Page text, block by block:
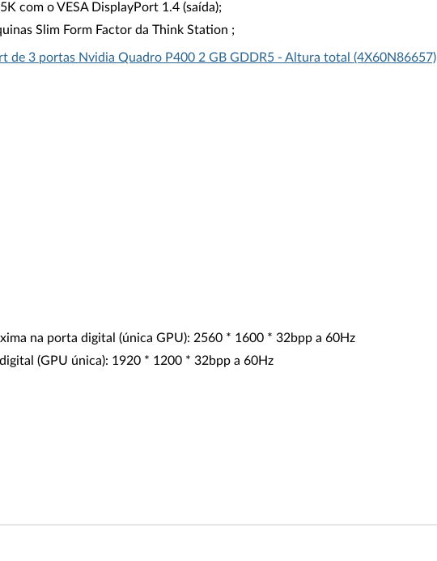
com o VESA DisplayPort 1.4 (saída);
Slim Form Factor da Think Station ;
de 3 portas Nvidia Quadro P400 2 GB GDDR5 - Altura total (4X60N86657)
na porta digital (única GPU): 2560 * 1600 * 32bpp a 60Hz
(GPU única): 1920 * 1200 * 32bpp a 60Hz